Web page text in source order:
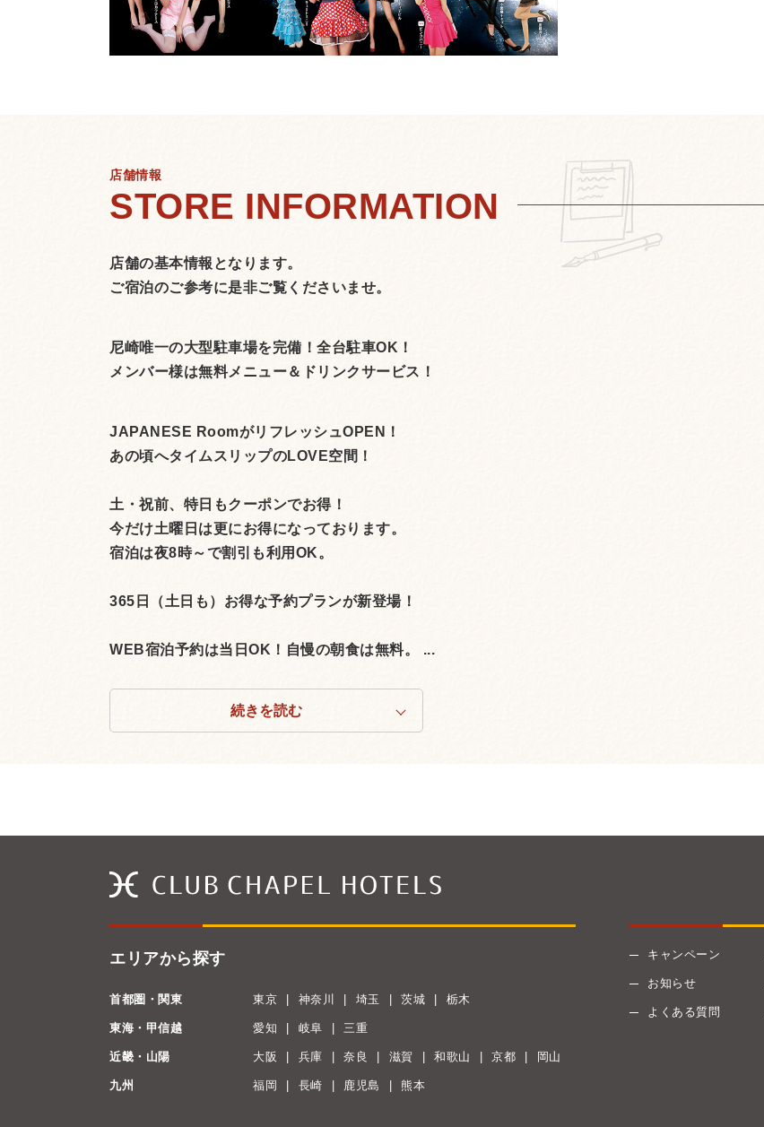
店舗情報
店舗の基本情報となります。
ご宿泊のご参考に是非ご覧くださいませ。
尼崎唯一の大型駐車場を完備！全台駐車OK！
メンバー様は無料メニュー＆ドリンクサービス！
JAPANESE RoomがリフレッシュOPEN！
あの頃へタイムスリップのLOVE空間！
土・祝前、特日もクーポンでお得！
今だけ土曜日は更にお得になっております。
宿泊は夜8時～で割引も利用OK。
365日（土日も）お得な予約プランが新登場！
WEB宿泊予約は当日OK！自慢の朝食は無料。 ...
続きを読む
エリアから探す
首都圏・関東 東京 神奈川 埼玉 茨城 栃木
東海・甲信越 愛知 岐阜 三重
近畿・山陽 大阪 兵庫 奈良 滋賀 和歌山 京都 岡山
九州 福岡 長崎 鹿児島 熊本
キャンペーン
お知らせ
よくある質問